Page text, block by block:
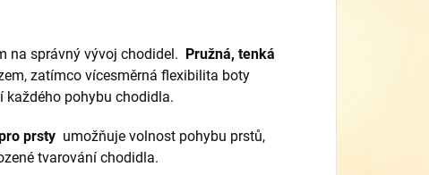
na správný vývoj chodidel.
Pružná, tenká
zatímco vícesměrná flexibilita boty
každého pohybu chodidla.
prsty umožňuje volnost pohybu prstů,
tvarování chodidla.